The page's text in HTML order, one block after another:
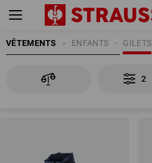
VÊTEMENTS GILETS
ENFANTS
2